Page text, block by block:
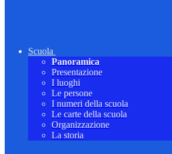
Scuola
Panoramica
Presentazione
I luoghi
Le persone
I numeri della scuola
Le carte della scuola
Organizzazione
La storia